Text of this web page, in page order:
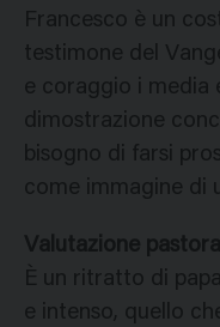
Francesco è un
testimone del
e coraggio i media
dimostrazione
bisogno di farsi
come immagine di
Valutazione
È un ritratto di
e intenso, quello